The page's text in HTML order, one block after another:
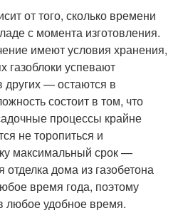
от того, сколько времени
с момента изготовления.
имеют условия хранения,
газоблоки успевают
других — остаются в
состоит в том, что
процессы крайне
не торопиться и
максимальный срок —
дома из газобетона
время года, поэтому
любое удобное время.